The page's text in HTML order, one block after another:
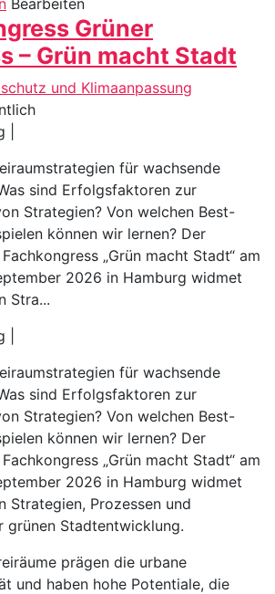
Grüner
– Grün macht Stadt
und Klimaanpassung
für wachsende
sind Erfolgsfaktoren zur
Strategien? Von welchen Best-
können wir lernen? Der
„Grün macht Stadt“ am
2026 in Hamburg widmet
Stra...
für wachsende
sind Erfolgsfaktoren zur
Strategien? Von welchen Best-
können wir lernen? Der
„Grün macht Stadt“ am
2026 in Hamburg widmet
Strategien, Prozessen und
grünen Stadtentwicklung.
prägen die urbane
und haben hohe Potentiale, die